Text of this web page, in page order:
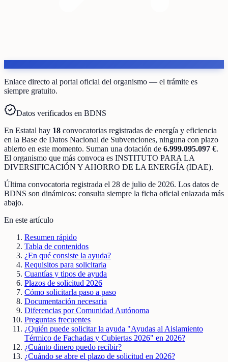
Enlace directo al portal oficial del organismo — el trámite es
siempre gratuito.
Datos verificados en BDNS
En Estatal hay 18 convocatorias registradas de energía y eficiencia
en la Base de Datos Nacional de Subvenciones, ninguna con plazo
abierto en este momento. Suman una dotación de 6.999.095.097 €.
El organismo que más convoca es INSTITUTO PARA LA
DIVERSIFICACIÓN Y AHORRO DE LA ENERGÍA (IDAE).
Última convocatoria registrada el 28 de julio de 2026. Los datos de
BDNS son dinámicos: consulta siempre la ficha oficial enlazada más
abajo.
En este artículo
Resumen rápido
Tabla de contenidos
¿En qué consiste la ayuda?
Requisitos para solicitarla
Cuantías y tipos de ayuda
Plazos de solicitud 2026
Cómo solicitarla paso a paso
Documentación necesaria
Diferencias por Comunidad Autónoma
Preguntas frecuentes
¿Quién puede solicitar la ayuda "Ayudas al Aislamiento
Térmico de Fachadas y Cubiertas 2026" en 2026?
¿Cuánto dinero puedo recibir?
¿Cuándo se abre el plazo de solicitud en 2026?